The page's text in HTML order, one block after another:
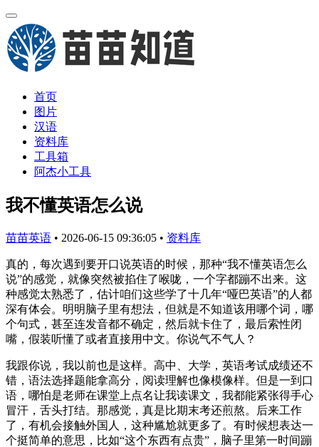
首页
图片
汉语
资料库
工具箱
阿杰小工具
我不懂英语怎么说
苗苗英语 • 2026-06-15 09:36:05 • 资料库
真的，每次遇到要开口说英语的时候，那种“我不懂英语怎么
说”的感觉，就像突然被掐住了喉咙，一个字都蹦不出来。这
种感觉太熟悉了，估计咱们这些学了十几年“哑巴英语”的人都
深有体会。明明脑子里有想法，但就是不知道该用哪个词，哪
个句式，甚至连发音都不确定，然后就卡住了，最后索性闭
嘴，假装听懂了或者直接用中文。你说气不气人？
我跟你说，我以前也是这样。高中、大学，英语考试成绩还不
错，语法选择题能拿高分，阅读理解也像模像样。但是一到口
语，哪怕是老师在课堂上点名让我读课文，我都能紧张得手心
冒汗，舌头打结。那感觉，真是比期末考还煎熬。后来工作
了，有机会接触外国人，这种尴尬就更多了。有时候想表达一
个挺简单的意思，比如“这个东西有点贵”，脑子里第一时间蹦